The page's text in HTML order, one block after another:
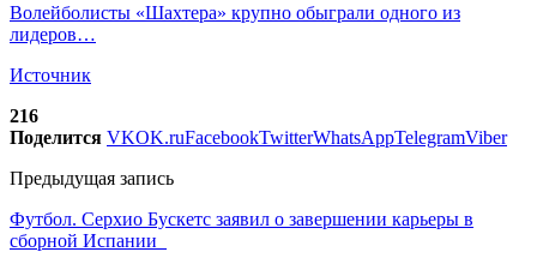
Волейболисты «Шахтера» крупно обыграли одного из
лидеров…
Источник
216
Поделится VKOK.ruFacebookTwitterWhatsAppTelegramViber
Предыдущая запись
Футбол. Серхио Бускетс заявил о завершении карьеры в
сборной Испании